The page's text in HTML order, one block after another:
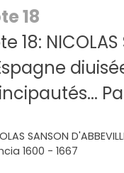
18
18:
SANSON
1600 - 1667